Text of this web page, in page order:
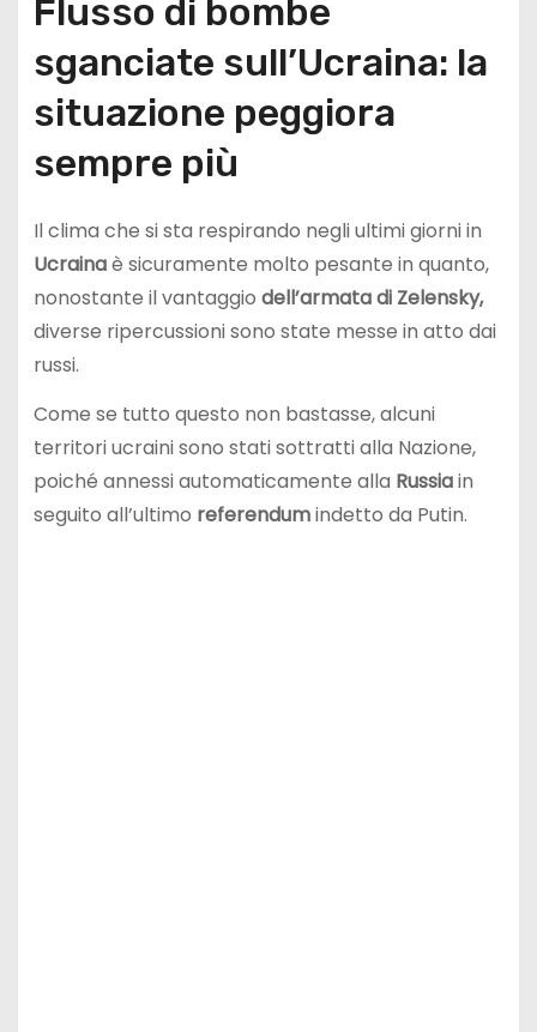
Flusso di bombe
sganciate sull’Ucraina: la
situazione peggiora
sempre più
Il clima che si sta respirando negli ultimi giorni in
Ucrainaè sicuramente molto pesante in quanto,
nonostante il vantaggio dell’armata di Zelensky,
diverse ripercussioni sono state messe in atto dai
russi.
Come se tutto questo non bastasse, alcuni
territori ucraini sono stati sottratti alla Nazione,
poiché annessi automaticamente alla Russiain
seguito all’ultimo referendumindetto da Putin.